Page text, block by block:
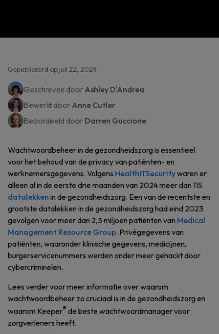
Gepubliceerd op juli 22, 2024
Geschreven door Ashley D'Andrea
Bewerkt door Anne Cutler
Beoordeeld door Darren Guccione
Wachtwoordbeheer in de gezondheidszorg is essentieel
voor het behoud van de privacy van patiënten- en
werknemersgegevens. Volgens HealthITSecuritywaren er
alleen al in de eerste drie maanden van 2024 meer dan 115
datalekken in de gezondheidszorg. Een van de recentste en
grootste datalekken in de gezondheidszorg had eind 2023
gevolgen voor meer dan 2,3 miljoen patiënten van Medical
Management Resource Group. Privégegevens van
patiënten, waaronder klinische gegevens, medicijnen,
burgerservicenummers werden onder meer gehackt door
cybercriminelen.
Lees verder voor meer informatie over waarom
wachtwoordbeheer zo cruciaal is in de gezondheidszorg en
waarom Keeper® de beste wachtwoordmanager voor
zorgverleners heeft.